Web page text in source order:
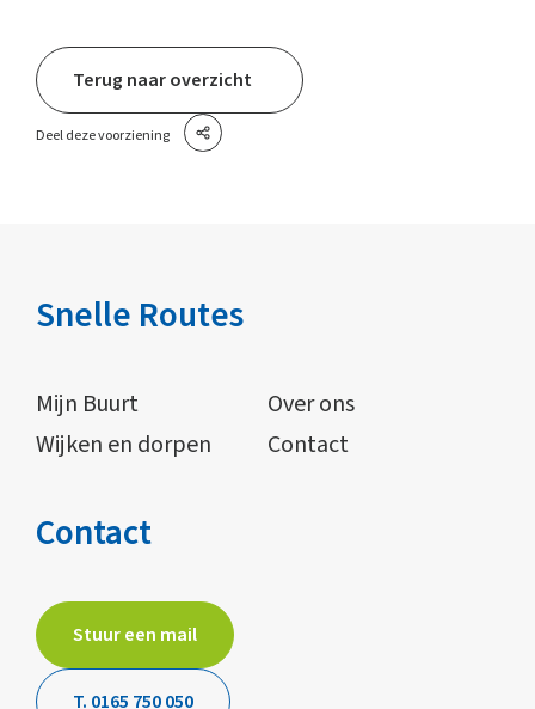
Terug naar overzicht
Deel deze voorziening
Snelle Routes
Mijn Buurt
Over ons
Wijken en dorpen
Contact
Contact
Stuur een mail
T. 0165 750 050